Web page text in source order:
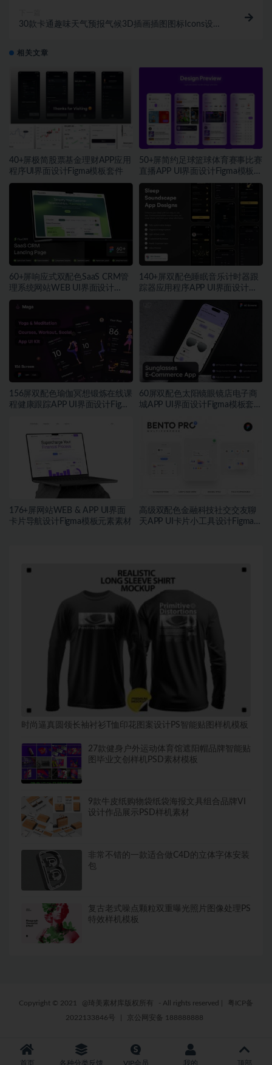
30款卡通趣味天气预报气候3D插画插图图标Icons设计
相关文章
40+屏极简股票基金理财APP应用
程序UI界面设计Figma模板套件
50+屏简约足球篮球体育赛事比赛
直播APP UI界面设计Figma模板套
件
60+屏响应式双配色SaaS CRM管
理系统网站WEB UI界面设计
Figma模板套件
140+屏双配色睡眠音乐计时器跟
踪器应用程序APP UI界面设计
Figma模板
156屏双配色瑜伽冥想锻炼在线课
程健康跟踪APP UI界面设计Figma
60屏双配色太阳镜眼镜店电子商
城APP UI界面设计Figma模板套件
176+屏网站WEB & APP UI界面
卡片导航设计Figma模板元素素材
高级双配色金融科技社交交友聊
天APP UI卡片小工具设计Figma格
时尚逼真圆领长袖衬衫T恤印花图案设计PS智能贴图样机模板
27款健身户外运动体育馆遮阳帽品牌智能贴
图毕业文创样机PSD素材模板
9款牛皮纸购物袋纸袋海报文具组合品牌VI
设计作品展示PSD样机素材
非常不错的一款适合做C4D的立体字体安装
包
复古老式噪点颗粒双重曝光照片图像处理PS
特效样机模板
Copyright © 2021 @琦美素材库版权所有 - All rights reserved
粤ICP备
2022133846号
京公网安备 188888888
首页 各种分类反馈 VIP会员 我的 顶部